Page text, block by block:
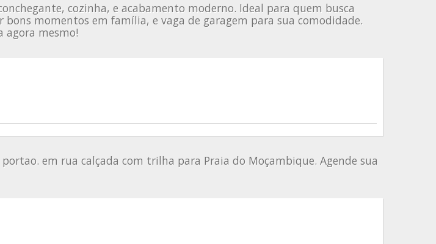
cozinha, e acabamento moderno. Ideal para quem busca
momentos em família, e vaga de garagem para sua comodidade.
agora mesmo!
em rua calçada com trilha para Praia do Moçambique. Agende sua